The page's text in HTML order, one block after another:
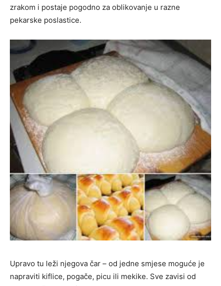
zrakom i postaje pogodno za oblikovanje u razne
pekarske poslastice.
Upravo tu leži njegova čar – od jedne smjese moguće je
napraviti kiflice, pogače, picu ili mekike. Sve zavisi od